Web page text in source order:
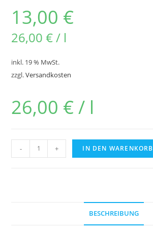
13,00 €
26,00€/ l
inkl. 19 % MwSt.
zzgl.Versandkosten
26,00 € / l
- + IN DEN WARENKORB
BESCHREIBUNG